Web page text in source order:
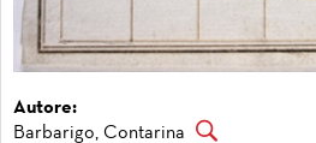
Autore:
Barbarigo, Contarina